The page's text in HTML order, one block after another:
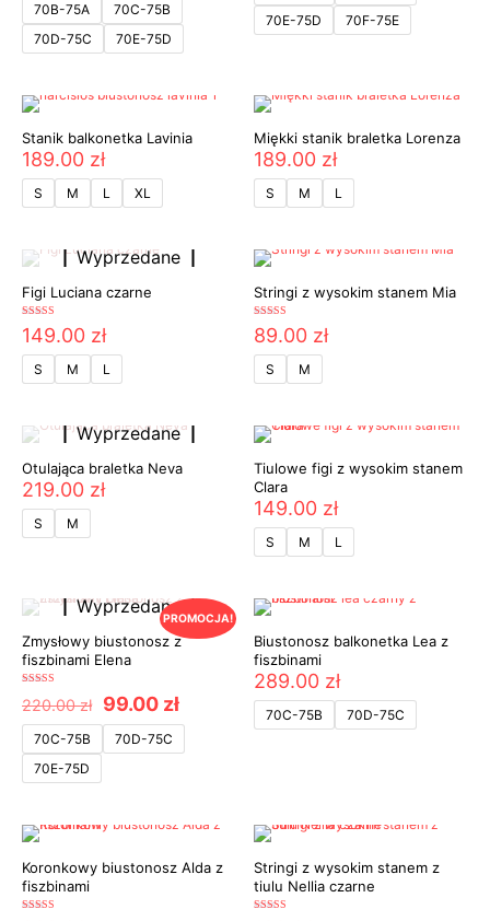
70B-75A
70C-75B
70D-75C
70E-75D
70E-75D
70F-75E
Stanik balkonetka Lavinia
189.00 zł
S M L XL
Miękki stanik braletka Lorenza
189.00 zł
S M L
Wyprzedane
Figi Luciana czarne
Oceniono
5.00
149.00 zł
S M L
Stringi z wysokim stanem Mia
Oceniono
5.00
89.00 zł
S M
Wyprzedane
Otulająca braletka Neva
219.00 zł
S M
Tiulowe figi z wysokim stanem
Clara
149.00 zł
S M L
Wyprzedane
PROMOCJA!
Zmysłowy biustonosz z
fiszbinami Elena
5.00
220.00zł Pierwotna
cena
wynosiła:
220.00 zł.
99.00 złAktualna
cena
99.00 zł.
70C-75B
70D-75C
70E-75D
Biustonosz balkonetka Lea z
fiszbinami
289.00 zł
70C-75B 70D-75C
Koronkowy biustonosz Alda z
fiszbinami
Stringi z wysokim stanem z
tiulu Nellia czarne